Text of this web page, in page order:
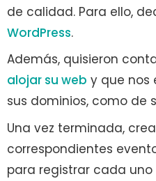
de calidad. Para ello,
WordPress.
Además, quisieron
alojar su web y que nos
sus dominios, como de
Una vez terminada,
correspondientes
para registrar cada uno